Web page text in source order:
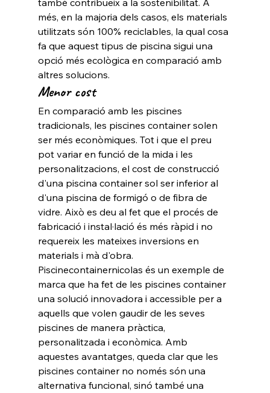
també contribueix a la sostenibilitat. A
més, en la majoria dels casos, els materials
utilitzats són 100% reciclables, la qual cosa
fa que aquest tipus de piscina sigui una
opció més ecològica en comparació amb
altres solucions.
Menor cost
En comparació amb les piscines
tradicionals, les piscines container solen
ser més econòmiques. Tot i que el preu
pot variar en funció de la mida i les
personalitzacions, el cost de construcció
d'una piscina container sol ser inferior al
d'una piscina de formigó o de fibra de
vidre. Això es deu al fet que el procés de
fabricació i instal·lació és més ràpid i no
requereix les mateixes inversions en
materials i mà d'obra.
Piscinecontainernicolas és un exemple de
marca que ha fet de les piscines container
una solució innovadora i accessible per a
aquells que volen gaudir de les seves
piscines de manera pràctica,
personalitzada i econòmica. Amb
aquestes avantatges, queda clar que les
piscines container no només són una
alternativa funcional, sinó també una